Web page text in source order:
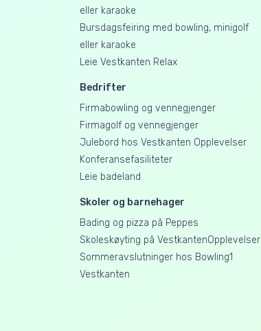
eller karaoke
Bursdagsfeiring med bowling, minigolf
eller karaoke
Leie Vestkanten Relax
Bedrifter
Firmabowling og vennegjenger
Firmagolf og vennegjenger
Julebord hos Vestkanten Opplevelser
Konferansefasiliteter
Leie badeland
Skoler og barnehager
Bading og pizza på Peppes
Skoleskøyting på VestkantenOpplevelser
Sommeravslutninger hos Bowling1
Vestkanten